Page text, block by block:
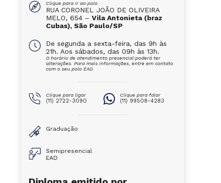
Clique para ir ao polo
RUA CORONEL JOÃO DE OLIVEIRA
MELO, 654 – Vila Antonieta (braz
Cubas), São Paulo/SP
De segunda a sexta-feira, das 9h às
21h. Aos sábados, das 09h às 13h.
O horário de atendimento presencial poderá ter
alterações. Para mais informações, entre em contato
com o seu polo EAD.
Clique para ligar
(11) 2722-3090
Clique para falar
(11) 99508-4283
Graduação
Semipresencial
EAD